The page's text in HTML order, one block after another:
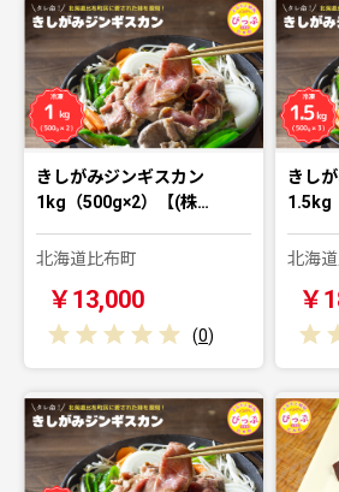
きしがみジンギスカン
1kg（500g×2）【(株…
北海道比布町
￥13,000
(0)
きし
1.5kg
北海
￥